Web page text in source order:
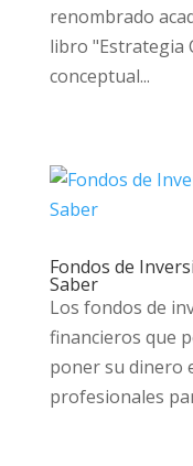
renombrado
libro "Estrategia
conceptual...
Fondos de
Saber
Los fondos de
financieros que
poner su dinero
profesionales